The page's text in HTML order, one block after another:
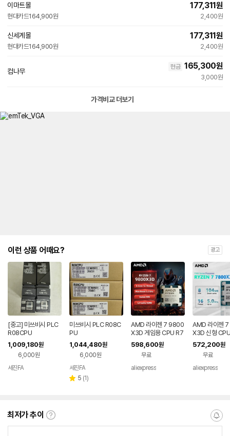
이마트몰
현대카드164,900원
177,311원
2,400원
신세계몰
현대카드164,900원
177,311원
2,400원
컴나무
현금 165,300원
3,000원
가격비교 더보기
이런 상품 어때요? 광고
[중고] 미쓰비시 PLC
R08CPU
1,009,180원
6,000원
세진FA
미쓰비시 PLC R08C
PU
1,044,480원
6,000원
세진FA
별 5 리
(1)
AMD 라이젠 7 9800
X3D 게임용 CPU R7
9800X3D 최대 5.2
GHz 8코어 16스레드
96MB 캐시 AM5 데
스크탑 게이밍 프로세
서 (패키지 제외)
598,600원
무료
aliexpress
AMD 라이젠
X3D 신형 CPU
572,200원
무료
aliexpress
최저가 추이
최
알